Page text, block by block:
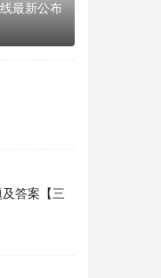
最新公布
答案【三